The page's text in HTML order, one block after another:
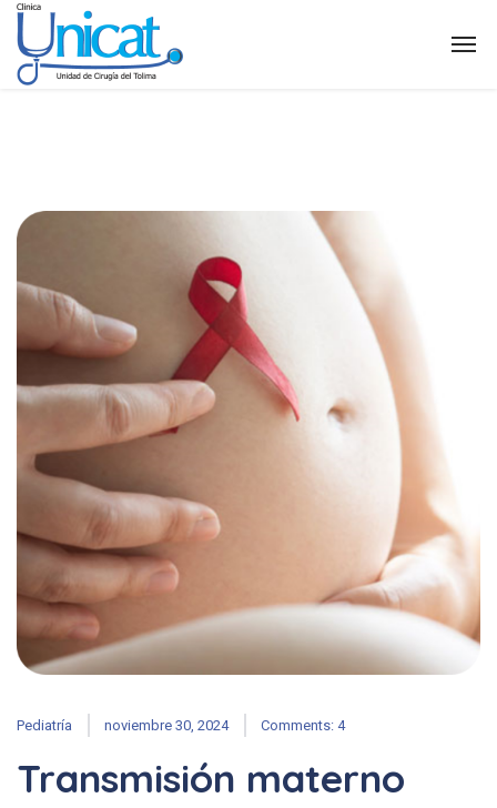
Pediatría noviembre 30, 2024 Comments: 4
Transmisión materno